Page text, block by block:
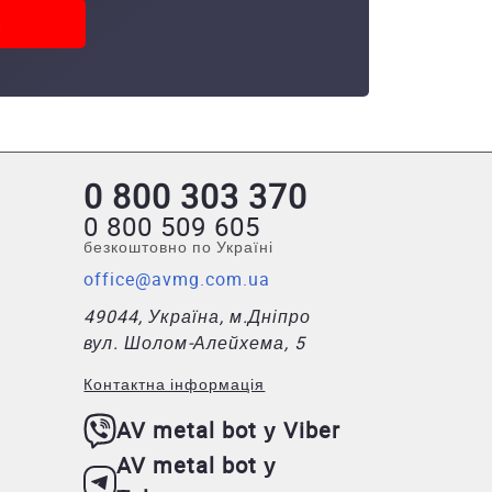
0 800 303 370
0 800 509 605
безкоштовно по Україні
office@avmg.com.ua
49044, Україна, м.Дніпро
вул. Шолом-Алейхема, 5
Контактна інформація
AV metal bot у Viber
AV metal bot у